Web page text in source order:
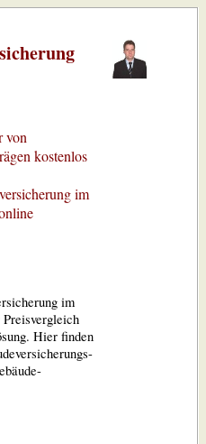
von
kostenlos
im
im
Hier finden